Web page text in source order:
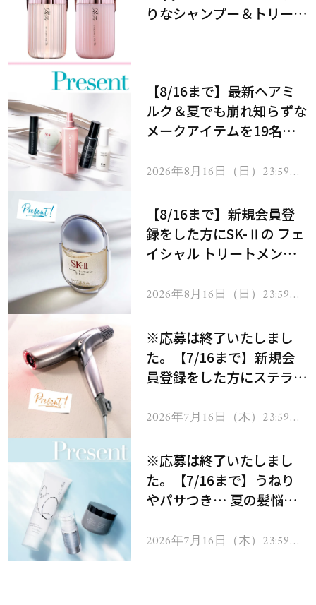
りなシャンプー＆トリート
【8/16まで】最新ヘアミ
ルク＆夏でも崩れ知らずな
メークアイテムを19名様
2026年8月16日（日）23:59ま
【8/16まで】新規会員登
録をした方にSK-Ⅱの フェ
イシャル トリートメント
2026年8月16日（日）23:59ま
※応募は終了いたしまし
た。【7/16まで】新規会
員登録をした方にステラボ
ヘアドライヤー ジュエル
2026年7月16日（木）23:59ま
※応募は終了いたしまし
た。【7/16まで】うねり
やパサつき… 夏の髪悩み
ムを13名様にプレゼン
2026年7月16日（木）23:59ま